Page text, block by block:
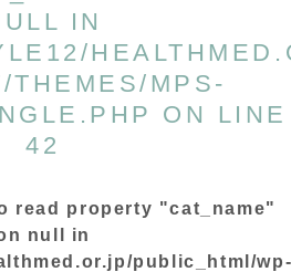
IN
THEMES/MPS-
ON LINE
42
read property "cat_name"
null in
public_html/